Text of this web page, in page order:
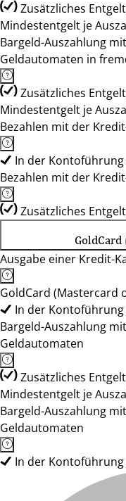
Zusätzliches
Mindestentgelt je
Bargeld-Auszahlung
Geldautomaten in
Zusätzliches
Mindestentgelt je
Bezahlen mit der
In der
Bezahlen mit der
Zusätzliches
Ausgabe einer Kredit-
GoldCard (Mastercard
In der
Bargeld-Auszahlung
Geldautomaten
Zusätzliches
Mindestentgelt je
Bargeld-Auszahlung
Geldautomaten
In der